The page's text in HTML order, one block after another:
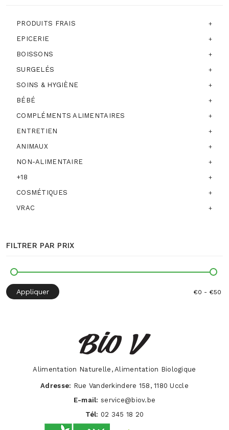
PRODUITS FRAIS
EPICERIE
BOISSONS
SURGELÉS
SOINS & HYGIÈNE
BÉBÉ
COMPLÉMENTS ALIMENTAIRES
ENTRETIEN
ANIMAUX
NON-ALIMENTAIRE
+18
COSMÉTIQUES
VRAC
FILTRER PAR PRIX
Appliquer
Alimentation Naturelle, Alimentation Biologique
Adresse: Rue Vanderkindere 158, 1180 Uccle
E-mail: service@biov.be
Tél: 02 345 18 20